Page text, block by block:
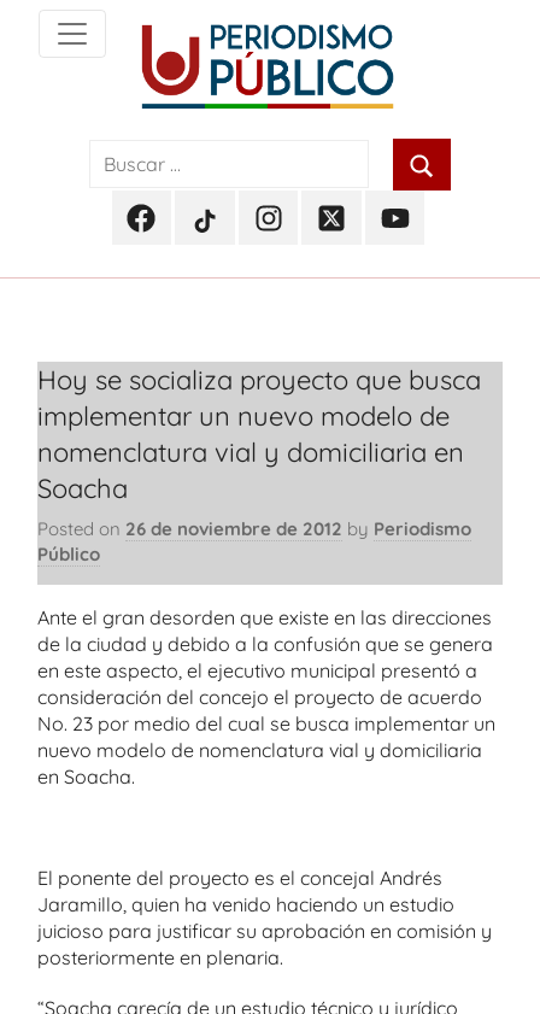
content
Periodismo
PúblicoFacebook
Periodismo
TikTok
Periodismo
InstagramTwitterYoutube
Hoy se socializa proyecto que busca
implementar un nuevo modelo de
nomenclatura vial y domiciliaria en
Soacha
Posted on 26 de noviembre de 2012 by Periodismo
Público
Ante el gran desorden que existe en las direcciones
de la ciudad y debido a la confusión que se genera
en este aspecto, el ejecutivo municipal presentó a
consideración del concejo el proyecto de acuerdo
No. 23 por medio del cual se busca implementar un
nuevo modelo de nomenclatura vial y domiciliaria
en Soacha.
El ponente del proyecto es el concejal Andrés
Jaramillo, quien ha venido haciendo un estudio
juicioso para justificar su aprobación en comisión y
posteriormente en plenaria.
“Soacha carecía de un estudio técnico y jurídico